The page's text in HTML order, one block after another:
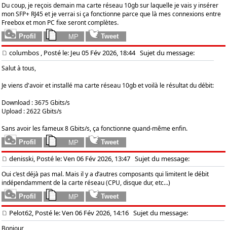
Du coup, je reçois demain ma carte réseau 10gb sur laquelle je vais y insérer
mon SFP+ RJ45 et je verrai si ça fonctionne parce que là mes connexions entre
Freebox et mon PC fixe seront complètes.
columbos , Posté le: Jeu 05 Fév 2026, 18:44Sujet du message:
Salut à tous,
Je viens d'avoir et installé ma carte réseau 10gb et voilà le résultat du débit:
Download : 3675 Gbits/s
Upload : 2622 Gbits/s
Sans avoir les fameux 8 Gbits/s, ça fonctionne quand-même enfin.
denisski, Posté le: Ven 06 Fév 2026, 13:47 Sujet du message:
Oui c’est déjà pas mal. Mais il y a d’autres composants qui limitent le débit
indépendamment de la carte réseau (CPU, disque dur, etc…)
Pelot62, Posté le: Ven 06 Fév 2026, 14:16 Sujet du message:
Bonjour